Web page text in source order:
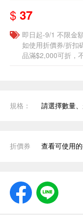
$ 37
即日起-9/1 不限金
如使用折價券/折扣
品滿$2,000可折，
規格： 請選擇數量
折價券 查看可使用